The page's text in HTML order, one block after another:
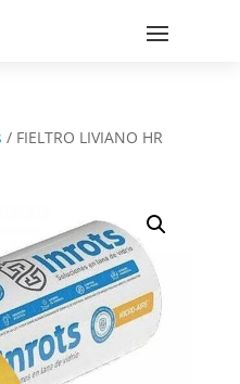
/ FIELTRO LIVIANO HR